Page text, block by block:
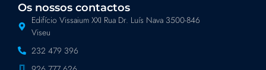
Os nossos contactos
Edifício Vissaium XXI Rua Dr. Luís Nava 3500-846
Viseu
232 479 396